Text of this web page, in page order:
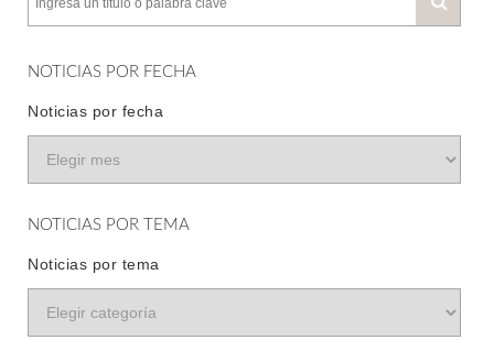
NOTICIAS POR FECHA
Noticias por fecha
NOTICIAS POR TEMA
Noticias por tema